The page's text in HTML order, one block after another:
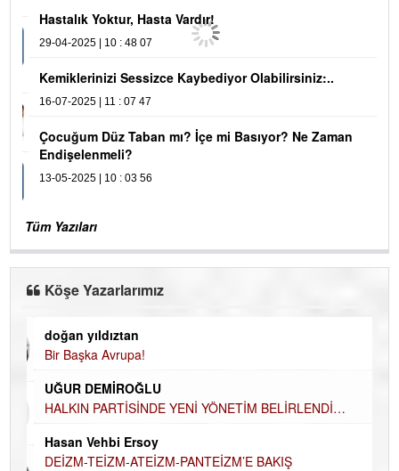
Hastalık Yoktur, Hasta Vardır!
29-04-2025 | 10 : 48 07
Kemiklerinizi Sessizce Kaybediyor Olabilirsiniz:..
16-07-2025 | 11 : 07 47
Çocuğum Düz Taban mı? İçe mi Basıyor? Ne Zaman
Endişelenmeli?
13-05-2025 | 10 : 03 56
Tüm Yazıları
Köşe Yazarlarımız
doğan yıldıztan
Bir Başka Avrupa!
UĞUR DEMİROĞLU
HALKIN PARTİSİNDE YENİ YÖNETİM BELİRLENDİ…
Hasan Vehbi Ersoy
DEİZM-TEİZM-ATEİZM-PANTEİZM’E BAKIŞ